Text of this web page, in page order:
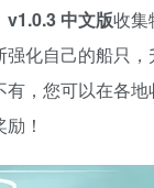
v1.0.3 中文版收集
化自己的船只
，您可以在各
！